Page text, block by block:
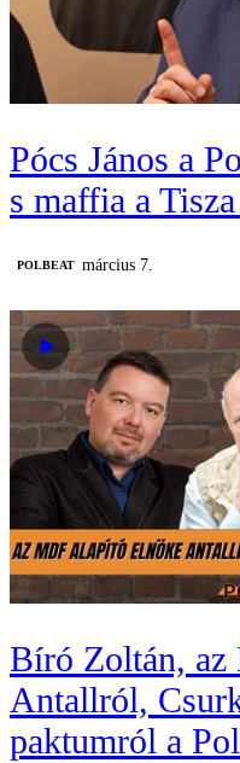
Pócs János a
s maffia a
‎POLBEAT március 7.
Bíró Zoltán, az
Antallról,
paktumról a